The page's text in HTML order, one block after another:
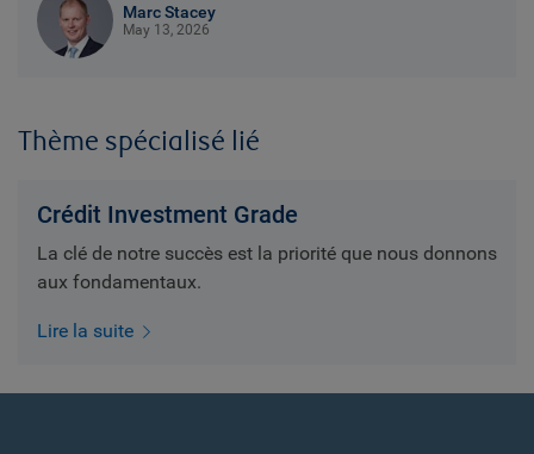
Marc Stacey
May 13, 2026
Thème spécialisé lié
Crédit Investment Grade
La clé de notre succès est la priorité que nous donnons
aux fondamentaux.
Lire la suite